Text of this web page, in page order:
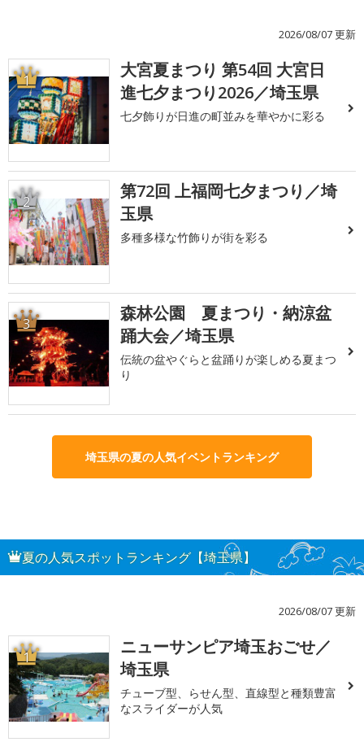
2026/08/07 更新
1
大宮夏まつり 第54回 大宮日
進七夕まつり2026／埼玉県
七夕飾りが日進の町並みを華やかに彩る
2
第72回 上福岡七夕まつり／埼
玉県
多種多様な竹飾りが街を彩る
3
森林公園 夏まつり・納涼盆
踊大会／埼玉県
伝統の盆やぐらと盆踊りが楽しめる夏まつ
り
埼玉県の夏の人気イベントランキング
夏の人気スポットランキング【埼玉県】
2026/08/07 更新
1
ニューサンピア埼玉おごせ／
埼玉県
チューブ型、らせん型、直線型と種類豊富
なスライダーが人気